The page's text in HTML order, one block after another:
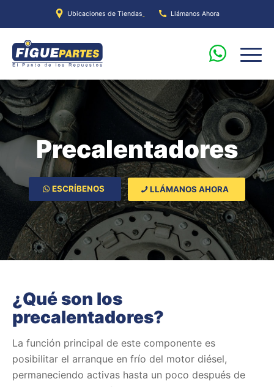
Ubicaciones de Tiendas Llámanos Ahora
Precalentadores
ESCRÍBENOS LLÁMANOS AHORA
¿Qué son los
precalentadores?
La función principal de este componente es
posibilitar el arranque en frío del motor diésel,
permaneciendo activas hasta un poco después de